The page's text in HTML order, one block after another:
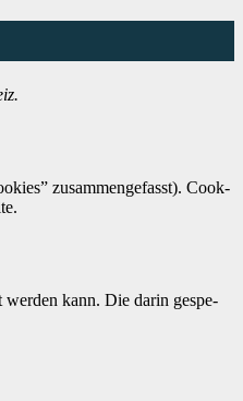
zusam­menge­fasst). Cook­
wer­den kann. Die darin gespe­